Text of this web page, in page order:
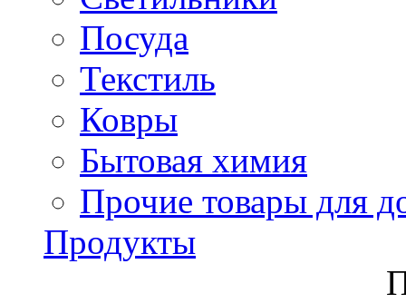
Посуда
Текстиль
Ковры
Бытовая химия
Прочие товары для
Продукты